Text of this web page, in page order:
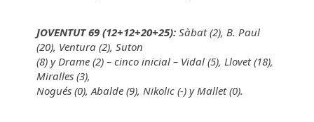
JOVENTUT 69 (12+12+20+25): Sàbat (2), B. Paul
(20), Ventura (2), Suton
(8) y Drame (2) – cinco inicial – Vidal (5), Llovet (18),
Miralles (3),
Nogués (0), Abalde (9), Nikolic (-) y Mallet (0).